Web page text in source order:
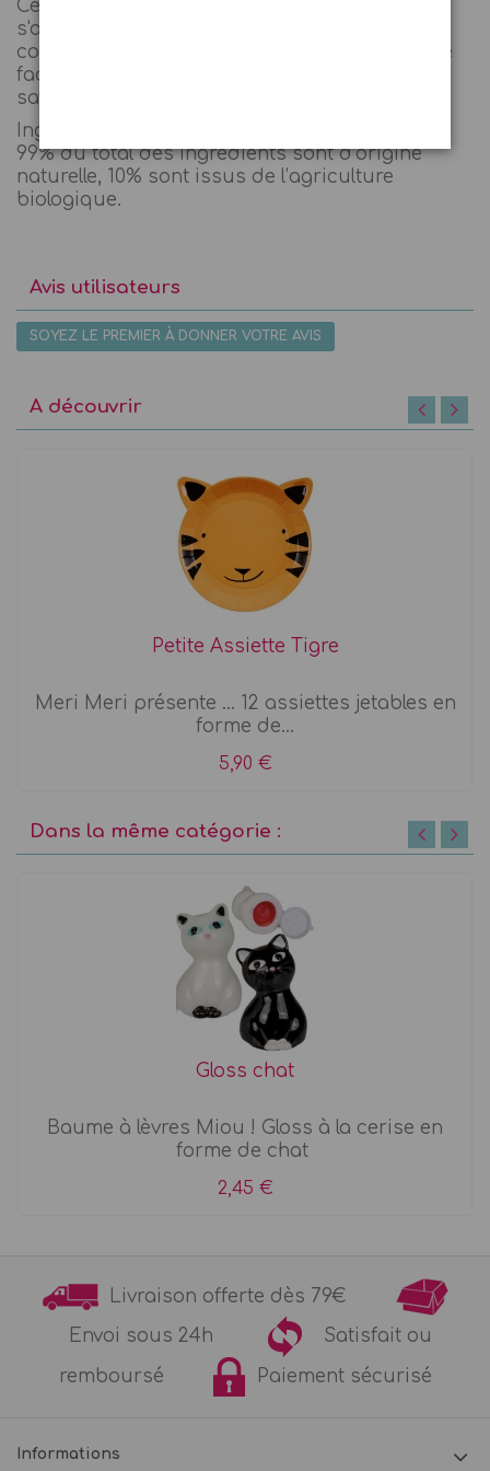
Ce maquillage s'utilise avec de l'eau et
s'applique sur la peau à l'aide du pinceau
cosmétique fourni. Le démaquillage s'effectue
facilement avec de l'eau tiède et un peu de
savon.
Ingrédients issus de l’agriculture biologique.
99% du total des ingrédients sont d’origine
naturelle, 10% sont issus de l’agriculture
biologique.
Avis utilisateurs
SOYEZ LE PREMIER À DONNER VOTRE AVIS
A découvrir
Petite Assiette Tigre
Meri Meri présente ... 12 assiettes jetables en
forme de...
5,90 €
Dans la même catégorie :
Gloss chat
Baume à lèvres Miou ! Gloss à la cerise en
forme de chat
2,45 €
Livraison offerte dès 79€
Envoi sous 24h
Satisfait ou
remboursé
Paiement sécurisé
Informations